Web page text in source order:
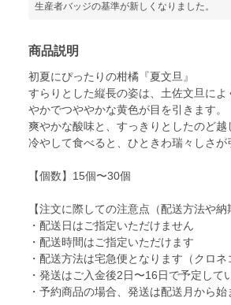
生産者バッジの基準が新しくなりました。
商品説明
初夏にぴったりの柑橘『夏文旦』
すらりとした縦長の姿は、土佐文旦に
やかでつややかな黄色が目を引きます。
爽やかな酸味と、すっきりとしたのど越
冷やして食べると、ひときわ瑞々しさが
【個数】15個〜30個
【注文に際しての注意点（配送方法や納
・配送日はご指定いただけません
・配送時間はご指定いただけます
・配送方法は宅急便となります（クロネ
・発送はご入金後2日〜16日で予定して
・予約商品の場合、発送は配送月から始